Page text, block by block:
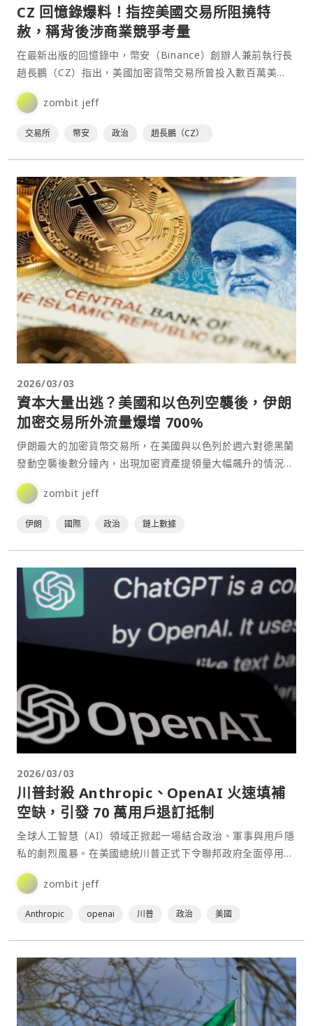
CZ 回憶錄爆料！指控美國交易所阻撓特
赦，稱背後涉商業競爭考量
在最新出版的回憶錄中，幣安（Binance）創辦人兼前執行長
趙長鵬（CZ）指出，美國加密貨幣交易所曾投入數百萬美
元，試圖阻止他獲得美國總統川普的特赦。⋯
zombit jeff
交易所 幣安 政治 趙長鵬（CZ）
2026/03/03
資本大量出逃？美國和以色列空襲後，伊朗
加密交易所外流量爆增 700%
伊朗最大的加密貨幣交易所，在美國與以色列於週六對德黑蘭
發動空襲後數分鐘內，出現加密資產提領量大幅飆升的情況。
不過，隨後出現的大規模網路中斷，限制了進一步的資金外
流。⋯zombit jeff
伊朗 國際 政治 鏈上數據
2026/03/03
川普封殺 Anthropic、OpenAI 火速填補
空缺，引發 70 萬用戶退訂抵制
全球人工智慧（AI）領域正掀起一場結合政治、軍事與用戶隱
私的劇烈風暴。在美國總統川普正式下令聯邦政府全面停用
Anthropic 產品後，OpenAI 隨即宣布與國防部達成深度合作
協議，將模型部署於軍方機密網路。此舉引發公眾對「AI 武
zombit jeff
Anthropic openai 川普 政治 美國